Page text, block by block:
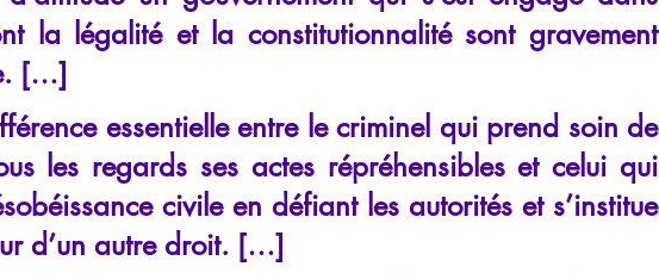
la légalité et la constitutionnalité sont gravement
[…]
essentielle entre le criminel qui prend soin de
les regards ses actes répréhensibles et celui qui
civile en défiant les autorités et s’institue
d’un autre droit. […]